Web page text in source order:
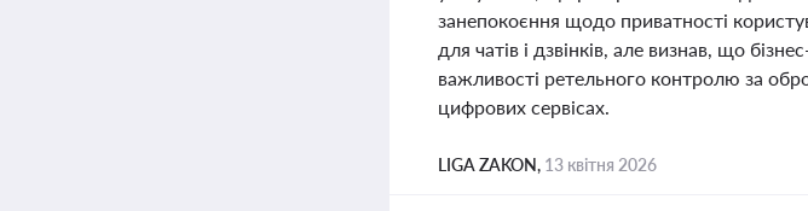
занепокоєння щодо приватності
для чатів і дзвінків, але визнав, що
важливості ретельного контролю за
цифрових сервісах.
LIGA ZAKON, 13 квітня 2026